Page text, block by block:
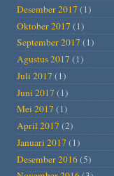
Desember 2017 (1)
Oktober 2017 (1)
September 2017 (1)
Agustus 2017 (1)
Juli 2017 (1)
Juni 2017 (1)
Mei 2017 (1)
April 2017 (2)
Januari 2017 (1)
Desember 2016(5)